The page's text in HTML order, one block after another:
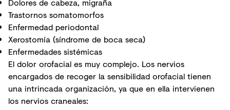
Trastornos somatomorfos
Enfermedad periodontal
Xerostomía (síndrome de boca seca)
Enfermedades sistémicas
El dolor orofacial es muy complejo. Los nervios
encargados de recoger la sensibilidad orofacial tienen
una intrincada organización, ya que en ella intervienen
los nervios craneales: